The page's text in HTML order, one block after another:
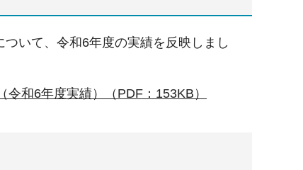
いて、令和6年度の実績を反映しまし
和6年度実績）（PDF：153KB）